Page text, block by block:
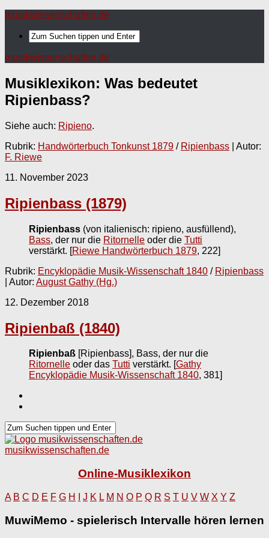
musikwissenschaften.de
musikwissenschaften.de
Musiklexikon: Was bedeutet
Ripienbass?
Siehe auch: Ripieno.
Rubrik: Handwörterbuch Tonkunst 1879 / Ripienbass | Autor:
F. Riewe
11. November 2023
Ripienbass (1879)
Ripienbass (von italienisch: ripieno, ausfüllend),
Bass, der nur die Ritornelle oder die Tutti
verstärkt. [Riewe Handwörterbuch 1879, 222]
Rubrik: Encyklopädie Musik-Wissenschaft 1840 / Ripienbass
| Autor: August Gathy (Hg.)
12. Dezember 2018
Ripienbaß (1840)
Ripienbaß [Ripienbass], Bass, der nur die
Ritornelle oder das Tutti verstärkt. [Gathy
Encyklopädie Musik-Wissenschaft 1840, 381]
musikwissenschaften.de
Online-Musiklexikon
A B C D E F G H J K L M N O P Q R S T U V W X Y Z
MuwiMemo - spielerisch Intervalle hören lernen